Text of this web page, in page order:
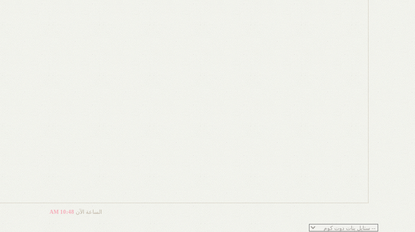
الساعة الآن 10:48 AM